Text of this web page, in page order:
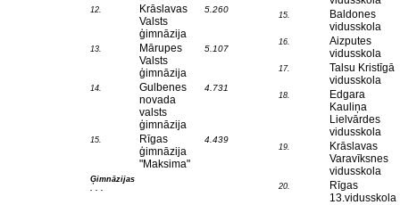
12.
Krāslavas
Valsts
ģimnāzija
5.260
13.
Mārupes
Valsts
ģimnāzija
5.107
14.
Gulbenes
novada
valsts
ģimnāzija
4.731
15.
Rīgas
ģimnāzija
"Maksima"
4.439
Ģimnāzijas
. . .
15.
Baldones
vidusskola
16.
Aizputes
vidusskola
17.
Talsu Kristīgā
vidusskola
18.
Edgara
Kauliņa
Lielvārdes
vidusskola
19.
Krāslavas
Varavīksnes
vidusskola
20.
Rīgas
13.vidusskola